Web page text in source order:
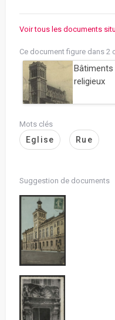
Voir tous les documents
Ce document figure dans 2
Bâtiments
religieux
Mots clés
Eglise Rue
Suggestion de documents